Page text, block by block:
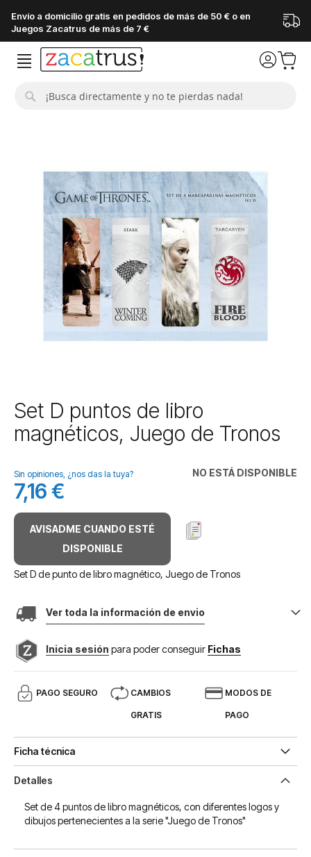
Envío a domicilio gratis en pedidos de más de 50 € o en
Juegos Zacatrus de más de 7 €
imágenes
Saltar
al
comienzo
galería
de
imágenes
Set D puntos de libro
magnéticos, Juego de Tronos
NO ESTÁ DISPONIBLE
Sin opiniones, ¿nos das la tuya?
7,16 €
AVISADME CUANDO ESTÉ
DISPONIBLE
Set D de punto de libro magnético, Juego de Tronos
Ver toda la información de envio
Inicia sesión para poder conseguir Fichas
PAGO SEGURO CAMBIOS
GRATIS
MODOS DE
PAGO
Ficha técnica
Detalles
Set de 4 puntos de libro magnéticos, con diferentes logos y
dibujos pertenecientes a la serie "Juego de Tronos"